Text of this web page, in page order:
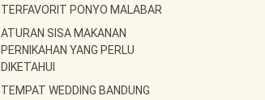
TERFAVORIT PONYO MALABAR
ATURAN SISA MAKANAN
PERNIKAHAN YANG PERLU
DIKETAHUI
TEMPAT WEDDING BANDUNG